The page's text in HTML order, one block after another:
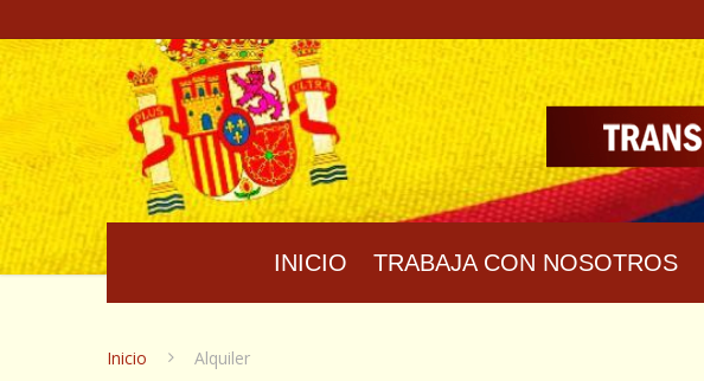
INICIO TRABAJA CON NOSOTROS
Inicio Alquiler